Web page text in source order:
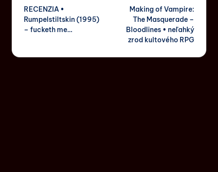
RECENZIA •
Rumpelstiltskin (1995)
– fucketh me…
Making of Vampire:
The Masquerade –
Bloodlines • neľahký
zrod kultového RPG